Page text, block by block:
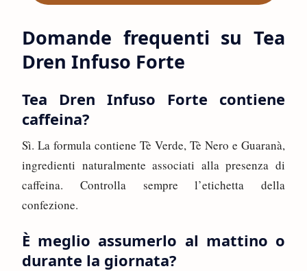
Domande frequenti su Tea
Dren Infuso Forte
Tea Dren Infuso Forte contiene
caffeina?
Sì. La formula contiene Tè Verde, Tè Nero e Guaranà,
ingredienti naturalmente associati alla presenza di
caffeina. Controlla sempre l’etichetta della
confezione.
È meglio assumerlo al mattino o
durante la giornata?